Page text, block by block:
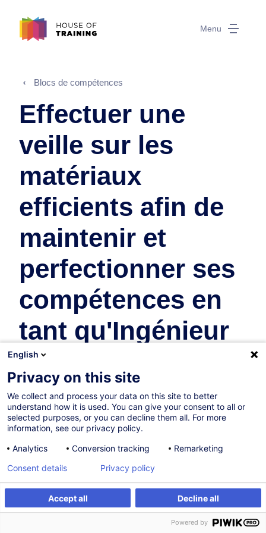
Menu
Blocs de compétences
Effectuer une
veille sur les
matériaux
efficients afin de
maintenir et
perfectionner ses
compétences en
tant qu'Ingénieur
Conseil - Génie
Civil
Compétences:Technique
Formations recommandées
Recommandations de formations individuelles pour ce bloc
English
Privacy on this site
We collect and process your data on this site to better
understand how it is used. You can give your consent to all or
selected purposes, or you can decline them all. For more
information, see our privacy policy.
Analytics
Conversion tracking Remarketing
Accept all Decline all
Consent details Privacy policy
Powered by